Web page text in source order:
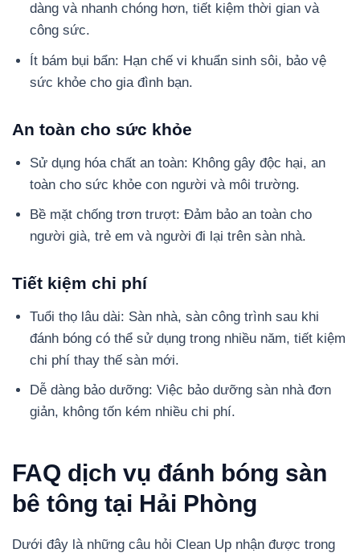
dàng và nhanh chóng hơn, tiết kiệm thời gian và
công sức.
Ít bám bụi bẩn: Hạn chế vi khuẩn sinh sôi, bảo vệ
sức khỏe cho gia đình bạn.
An toàn cho sức khỏe
Sử dụng hóa chất an toàn: Không gây độc hại, an
toàn cho sức khỏe con người và môi trường.
Bề mặt chống trơn trượt: Đảm bảo an toàn cho
người già, trẻ em và người đi lại trên sàn nhà.
Tiết kiệm chi phí
Tuổi thọ lâu dài: Sàn nhà, sàn công trình sau khi
đánh bóng có thể sử dụng trong nhiều năm, tiết kiệm
chi phí thay thế sàn mới.
Dễ dàng bảo dưỡng: Việc bảo dưỡng sàn nhà đơn
giản, không tốn kém nhiều chi phí.
FAQ dịch vụ đánh bóng sàn
bê tông tại Hải Phòng
Dưới đây là những câu hỏi Clean Up nhận được trong